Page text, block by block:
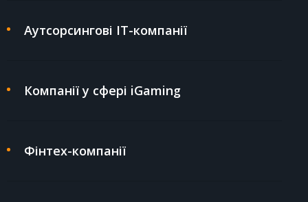
Аутсорсингові ІТ-компанії
Компанії у сфері iGaming
Фінтех-компанії